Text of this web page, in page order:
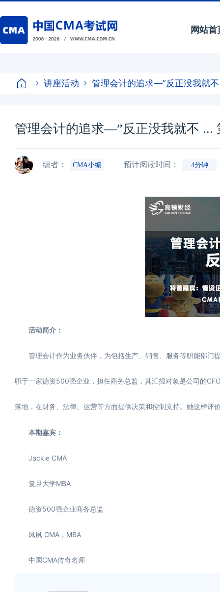
网站首
讲座活动 管理会计的追求―”反正没我就
管理会计的追求―”反正没我就不 ...
编者： CMA小编 预计阅读时间： 4分钟
活动简介：
管理会计作为业务伙伴，为包括生产、销售、服务等职能部门
职于一家德资500强企业，担任商务总监，其汇报对象是公司的
落地，在财务、法律、运营等方面提供决策和控制支持。她这样评
本期嘉宾：
Jackie CMA
复旦大学MBA
德资500强企业商务总监
凤夙 CMA，MBA
中国CMA传奇名师